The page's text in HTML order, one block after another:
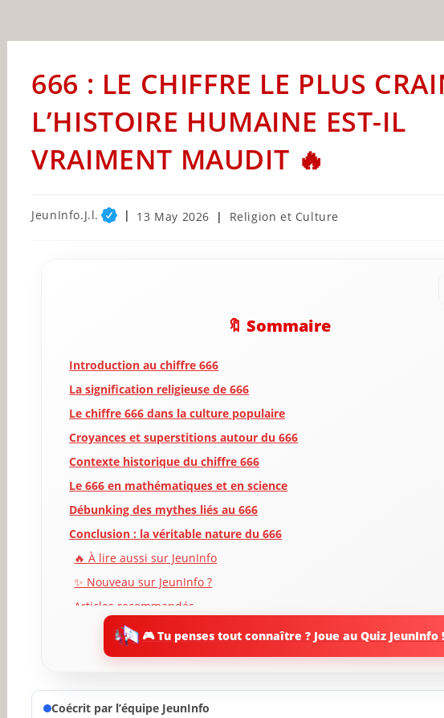
666 : LE CHIFFRE LE PLUS
L’HISTOIRE HUMAINE EST-IL
VRAIMENT MAUDIT 🔥
Post
JeunInfo.J.l.
Post
13 May 2026
Post
Religion et Culture
🔖 Sommaire
Introduction au chiffre 666
La signification religieuse de 666
Le chiffre 666 dans la culture populaire
Croyances et superstitions autour du 666
Contexte historique du chiffre 666
Le 666 en mathématiques et en science
Débunking des mythes liés au 666
Conclusion : la véritable nature du 666
🔥 À lire aussi sur JeunInfo
✨ Nouveau sur JeunInfo ?
Articles recommandés
Partager l'amour🎮 Tu penses tout connaître ? Joue au Quiz JeunInfo !
Coécrit par l’équipe JeunInfo